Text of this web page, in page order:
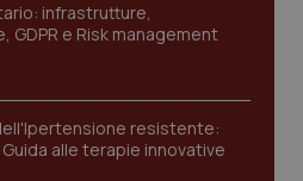
infrastrutture,
GDPR e Risk management
resistente:
alle terapie innovative